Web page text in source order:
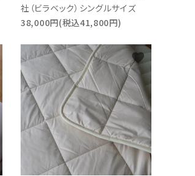
社（ビラベック）シングルサイズ
38,000円(税込41,800円)
favorite